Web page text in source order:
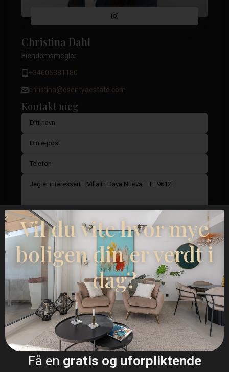
Christina Dahl
Eiendomsmegler
+34605381180
christina@esentyaestate.com
Kontakt meg
Jeg samtykker tilGDPR-vilkår
Ringe
WhatsApp
Vil du vite hvor mye
boligen din er verdt i
dag?
Få en gratis og uforpliktende